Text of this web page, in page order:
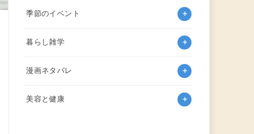
季節のイベント
暮らし雑学
漫画ネタバレ
美容と健康